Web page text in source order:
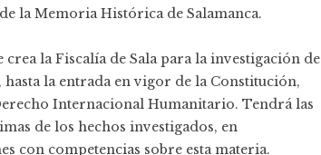
la Memoria Histórica de Salamanca.
la Fiscalía de Sala para la investigación de
la entrada en vigor de la Constitución,
Internacional Humanitario. Tendrá las
de los hechos investigados, en
con competencias sobre esta materia.